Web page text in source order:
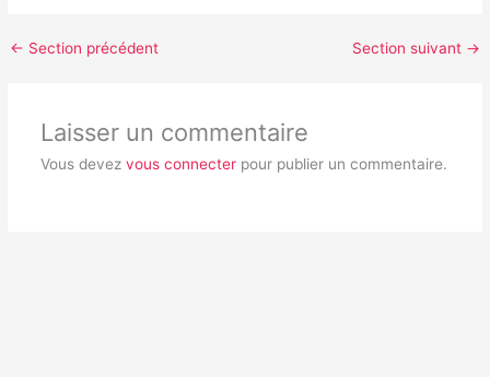
← Section précédent Section suivant →
Laisser un commentaire
Vous devez vous connecterpour publier un commentaire.